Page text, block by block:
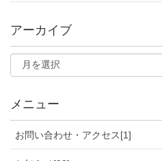
アーカイブ
メニュー
お問い合わせ・アクセス[1]